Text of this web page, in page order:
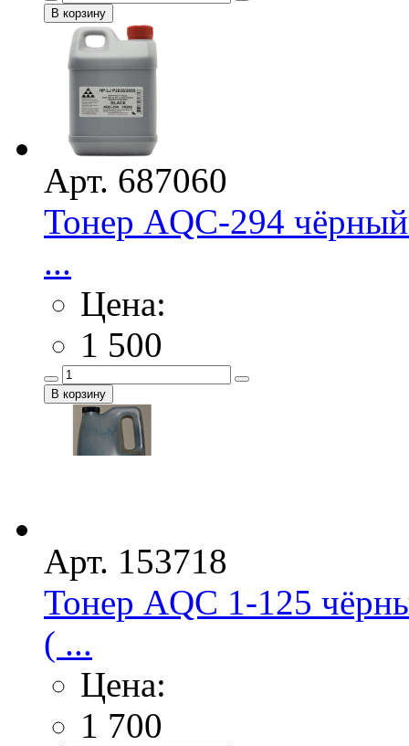
Арт. 687060
Тонер AQC-294
...
Цена:
1 500
Арт. 153718
Тонер AQC 1-125
( ...
Цена:
1 700